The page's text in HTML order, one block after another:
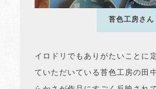
苔色工房さん
イロドリでもありがたいことに
ていただいている苔色工房の田